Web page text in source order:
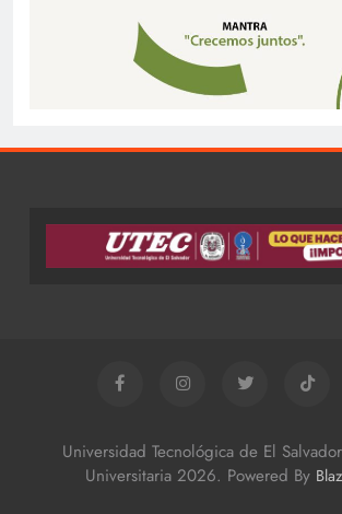
Universidad Tecnológica de El
Universitaria 2026. Powered By